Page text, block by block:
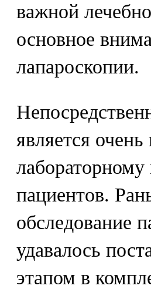
важной
основное
лапароскопии.
является
пациентов.
обследование
удавалось
этапом в